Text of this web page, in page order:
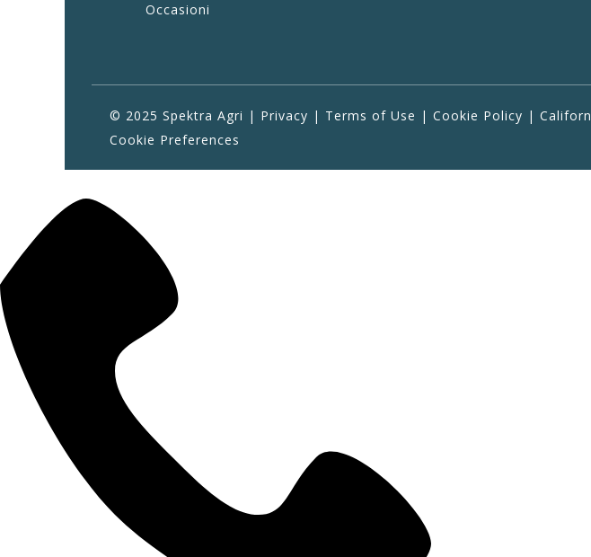
Occasioni
© 2025 Spektra Agri | Privacy | Terms of Use | Cookie Policy |
Cookie Preferences